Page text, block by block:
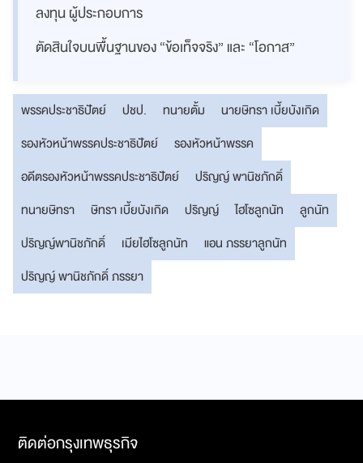
ลงทุน ผู้ประกอบการ
ตัดสินใจบนพื้นฐานของ “ข้อเท็จจริง” และ “โอกาส”
พรรคประชาธิปัตย์ ปชป. ทนายตั้ม
นายษิทรา เบี้ยบังเกิด
รองหัวหน้าพรรคประชาธิปัตย์
รองหัวหน้าพรรค
อดีตรองหัวหน้าพรรคประชาธิปัตย์
ปริญญ์ พานิชภักดิ์
ทนายษิทรา
ษิทรา เบี้ยบังเกิด ปริญญ์ ไฮโซลูกนัท
ลูกนัท
ปริญญ์พานิชภักดิ์
เมียไฮโซลูกนัท
แอน ภรรยาลูกนัท
ปริญญ์ พานิชภักดิ์ ภรรยา
ติดต่อกรุงเทพธุรกิจ